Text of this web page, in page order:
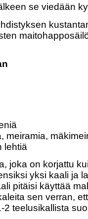
se viedään
meiramia,
lehtiä
joka on korjattu
yksi kaali ja
pitäisi käyttää
sen verran,
2 teelusikallista